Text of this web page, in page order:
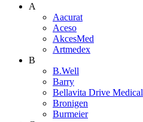
A
Aacurat
Aceso
AkcesMed
Artmedex
B
B.Well
Barry
Bellavita Drive Medical
Bronigen
Burmeier